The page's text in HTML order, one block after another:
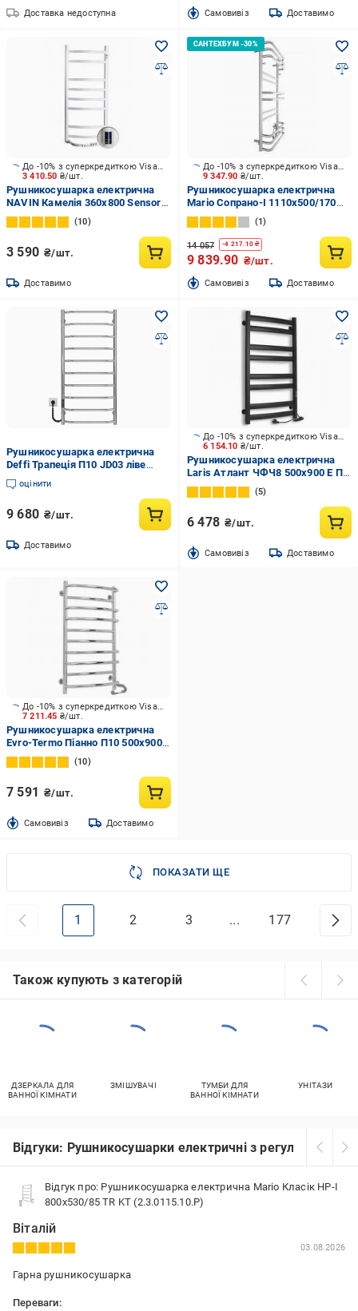
Доставка недоступна Cамовивіз Доставимо
3 410.50 ₴/шт.
До -10% з суперкредиткою Visa Вигода
Рушникосушарка електрична
NAVIN Камелія 360х800 Sensor
ліва біла 12-007133-3680
10
3 590 ₴/шт.
Доставимо
9 347.90 ₴/шт.
До -10% з суперкредиткою Visa Вигода
Рушникосушарка електрична
Mario Сопрано-І 1110х500/170
TR K
1
14 057 -4 217.10₴
9 839.90 ₴/шт.
Cамовивіз Доставимо
Рушникосушарка електрична
Deffi Трапеція П10 JD03 ліве
підключення нержавіюча сталь
500х1100 мм Хром
оцінити
9 680 ₴/шт.
Доставимо
6 154.10 ₴/шт.
До -10% з суперкредиткою Visa Вигода
Рушникосушарка електрична
Laris Атлант ЧФЧ8 500х900 Е П
R3
5
6 478 ₴/шт.
Cамовивіз Доставимо
7 211.45 ₴/шт.
До -10% з суперкредиткою Visa Вигода
Рушникосушарка електрична
Evro-Termo Піанно П10 500х900
П П S3
10
7 591 ₴/шт.
Cамовивіз Доставимо
ПОКАЗАТИ ЩЕ
1 2 3 ... 177
Також купують з категорій
ДЗЕРКАЛА ДЛЯ
ВАННОЇ КІМНАТИ
ЗМІШУВАЧІ
ТУМБИ ДЛЯ
ВАННОЇ КІМНАТИ
УНІТАЗИ
Відгуки: Рушникосушарки електричні з регулятором
Відгук про: Рушникосушарка електрична Mario Класік НР-І
800х530/85 TR KT (2.3.0115.10.P)
Віталій
03.08.2026
Гарна рушникосушарка
Переваги: